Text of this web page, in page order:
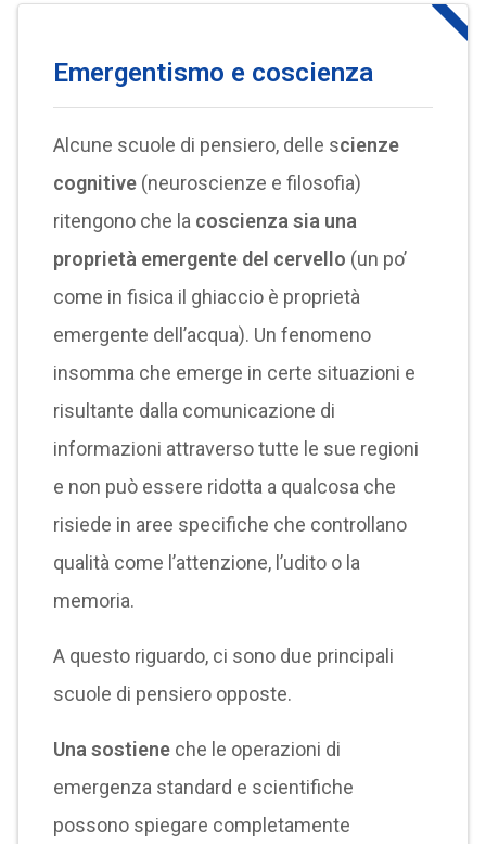
Emergentismo e coscienza
Alcune scuole di pensiero, delle scienze
cognitive(neuroscienze e filosofia)
ritengono che la coscienza sia una
proprietà emergente del cervello (un po’
come in fisica il ghiaccio è proprietà
emergente dell’acqua). Un fenomeno
insomma che emerge in certe situazioni e
risultante dalla comunicazione di
informazioni attraverso tutte le sue regioni
e non può essere ridotta a qualcosa che
risiede in aree specifiche che controllano
qualità come l’attenzione, l’udito o la
memoria.
A questo riguardo, ci sono due principali
scuole di pensiero opposte.
Una sostieneche le operazioni di
emergenza standard e scientifiche
possono spiegare completamente